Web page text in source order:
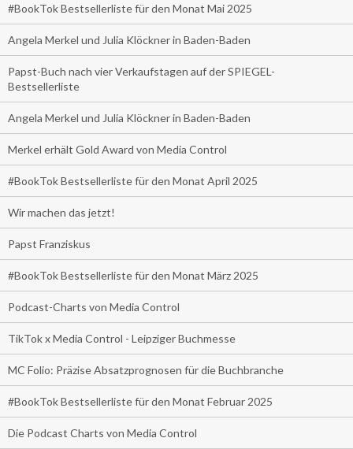
#BookTok Bestsellerliste für den Monat Mai 2025
Angela Merkel und Julia Klöckner in Baden-Baden
Papst-Buch nach vier Verkaufstagen auf der SPIEGEL-
Bestsellerliste
Angela Merkel und Julia Klöckner in Baden-Baden
Merkel erhält Gold Award von Media Control
#BookTok Bestsellerliste für den Monat April 2025
Wir machen das jetzt!
Papst Franziskus
#BookTok Bestsellerliste für den Monat März 2025
Podcast-Charts von Media Control
TikTok x Media Control - Leipziger Buchmesse
MC Folio: Präzise Absatzprognosen für die Buchbranche
#BookTok Bestsellerliste für den Monat Februar 2025
Die Podcast Charts von Media Control